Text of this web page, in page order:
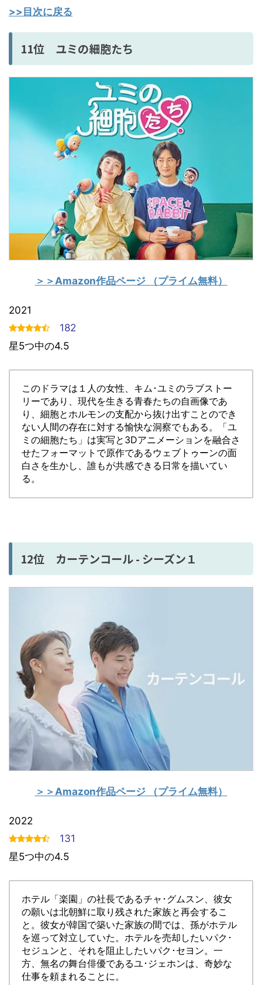
>>目次に戻る
11位 ユミの細胞たち
＞＞Amazon作品ページ （プライム無料）
2021
182
星5つ中の4.5
このドラマは１人の女性、キム･ユミのラブストー
リーであり、現代を生きる青春たちの自画像であ
り、細胞とホルモンの支配から抜け出すことのでき
ない人間の存在に対する愉快な洞察でもある。「ユ
ミの細胞たち」は実写と3Dアニメーションを融合さ
せたフォーマットで原作であるウェブトゥーンの面
白さを生かし、誰もが共感できる日常を描いてい
る。
12位 カーテンコール - シーズン１
＞＞Amazon作品ページ （プライム無料）
2022
131
星5つ中の4.5
ホテル「楽園」の社長であるチャ･グムスン、彼女
の願いは北朝鮮に取り残された家族と再会するこ
と。彼女が韓国で築いた家族の間では、孫がホテル
を巡って対立していた。ホテルを売却したいパク･
セジュンと、それを阻止したいパク･セヨン。一
方、無名の舞台俳優であるユ･ジェホンは、奇妙な
仕事を頼まれることに。